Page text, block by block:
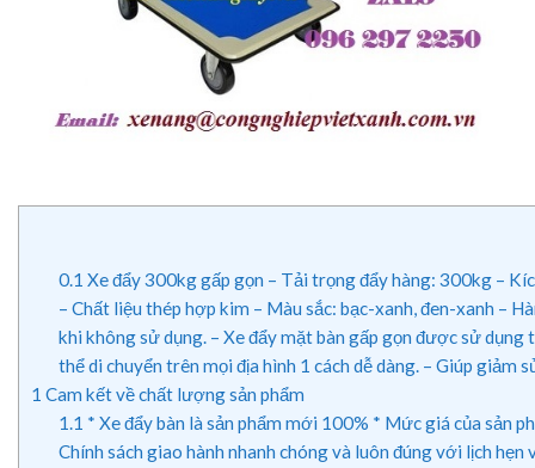
0.1 Xe đẩy 300kg gấp gọn – Tải trọng đẩy hàng: 300kg –
– Chất liệu thép hợp kim – Màu sắc: bạc-xanh, đen-xanh –
khi không sử dụng. – Xe đẩy mặt bàn gấp gọn được sử
thể di chuyển trên mọi địa hình 1 cách dễ dàng. – Giúp
1 Cam kết về chất lượng sản phẩm
1.1 * Xe đẩy bàn là sản phẩm mới 100% * Mức giá của
Chính sách giao hành nhanh chóng và luôn đúng với lịch